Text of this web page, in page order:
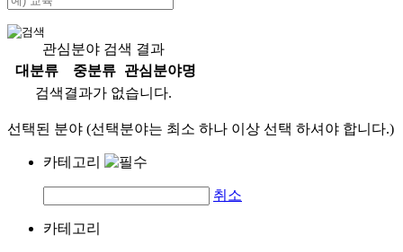
관심분야 검색 결과
대분류
중분류
관심분야명
검색결과가 없습니다.
선택된 분야 (선택분야는 최소 하나 이상 선택 하셔야 합니다.)
카테고리
취소
카테고리